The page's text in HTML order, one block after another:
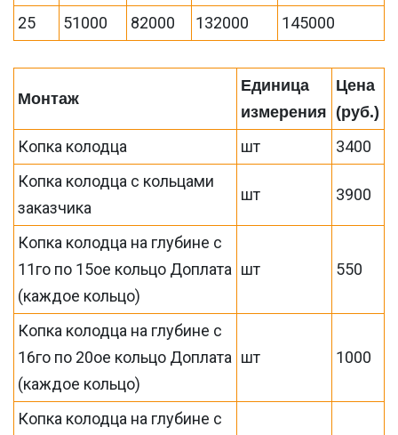
25
51000 82000 132000 145000
Монтаж
Единица
измерения
Цена
(руб.)
Копка колодца шт
3400
Копка колодца с кольцами
заказчика
шт 3900
Копка колодца на глубине с
11го по 15ое кольцо Доплата
(каждое кольцо)
шт 550
Копка колодца на глубине с
16го по 20ое кольцо Доплата
(каждое кольцо)
шт 1000
Копка колодца на глубине с